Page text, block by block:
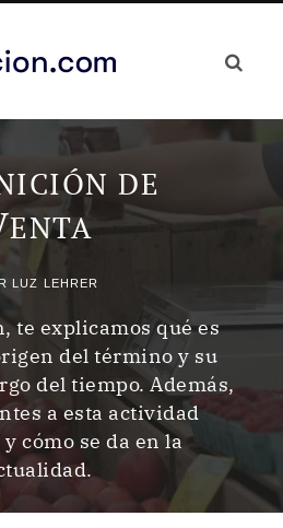
DE
ENTA
LUZ LEHRER
te explicamos qué es
del término y su
del tiempo. Además,
a esta actividad
cómo se da en la